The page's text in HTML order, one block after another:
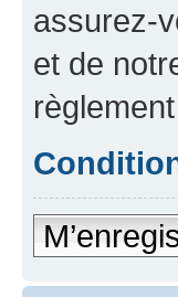
assurez-
et de